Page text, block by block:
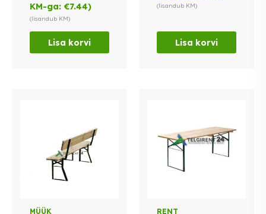
KM-ga:€7.44)
(lisandub KM)
Lisa korvi
(lisandub KM)
Lisa korvi
MÜÜK RENT